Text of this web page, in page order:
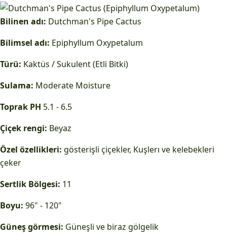
Bilinen adı: Dutchman's Pipe Cactus
Bilimsel adı: Epiphyllum Oxypetalum
Türü: Kaktüs / Sukulent (Etli Bitki)
Sulama: Moderate Moisture
Toprak PH 5.1 - 6.5
Çiçek rengi: Beyaz
Özel özellikleri: gösterişli çiçekler, Kuşlerı ve kelebekleri
çeker
Sertlik Bölgesi: 11
Boyu: 96" - 120"
Güneş görmesi: Güneşli ve biraz gölgelik